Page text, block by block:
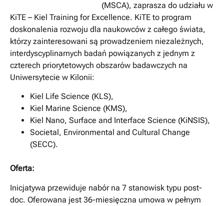
(MSCA), zaprasza do udziału w
KiTE – Kiel Training for Excellence. KiTE to program
doskonalenia rozwoju dla naukowców z całego świata,
którzy zainteresowani są prowadzeniem niezależnych,
interdyscyplinarnych badań powiązanych z jednym z
czterech priorytetowych obszarów badawczych na
Uniwersytecie w Kilonii:
Kiel Life Science (KLS),
Kiel Marine Science (KMS),
Kiel Nano, Surface and Interface Science (KiNSIS),
Societal, Environmental and Cultural Change
(SECC).
Oferta:
Inicjatywa przewiduje nabór na 7 stanowisk typu post-
doc. Oferowana jest 36-miesięczna umowa w pełnym